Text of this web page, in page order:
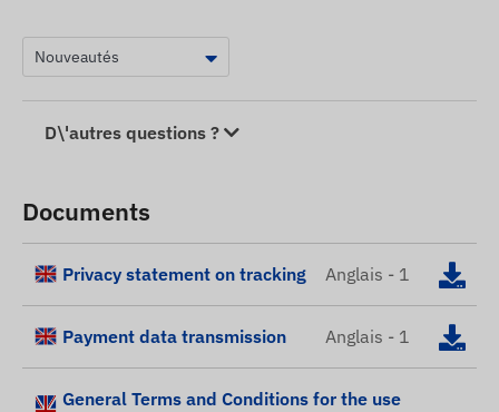
D\'autres questions ?
Documents
Privacy statement on tracking Anglais - 1
Payment data transmission Anglais - 1
General Terms and Conditions for the use